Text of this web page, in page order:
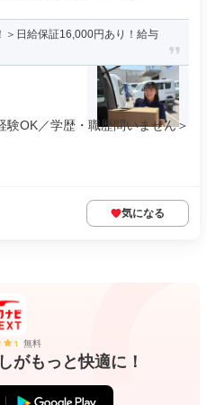
＞日給保証16,000円あり！給与
OK／学歴・職歴問いません＞
気になる
無料
がもっと快適に！